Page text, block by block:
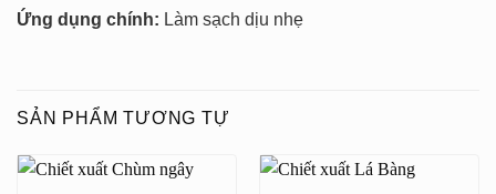
Ứng dụng chính: Làm sạch dịu nhẹ
SẢN PHẨM TƯƠNG TỰ